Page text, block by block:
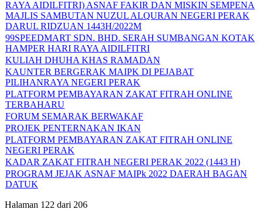
RAYA AIDILFITRI) ASNAF FAKIR DAN MISKIN SEMPENA
MAJLIS SAMBUTAN NUZUL ALQURAN NEGERI PERAK
DARUL RIDZUAN 1443H/2022M
99SPEEDMART SDN. BHD. SERAH SUMBANGAN KOTAK
HAMPER HARI RAYA AIDILFITRI
KULIAH DHUHA KHAS RAMADAN
KAUNTER BERGERAK MAIPK DI PEJABAT
PILIHANRAYA NEGERI PERAK
PLATFORM PEMBAYARAN ZAKAT FITRAH ONLINE
TERBAHARU
FORUM SEMARAK BERWAKAF
PROJEK PENTERNAKAN IKAN
PLATFORM PEMBAYARAN ZAKAT FITRAH ONLINE
NEGERI PERAK
KADAR ZAKAT FITRAH NEGERI PERAK 2022 (1443 H)
PROGRAM JEJAK ASNAF MAIPk 2022 DAERAH BAGAN
DATUK
Halaman 122 dari 206